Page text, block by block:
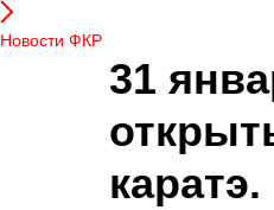
Новости ФКР
31